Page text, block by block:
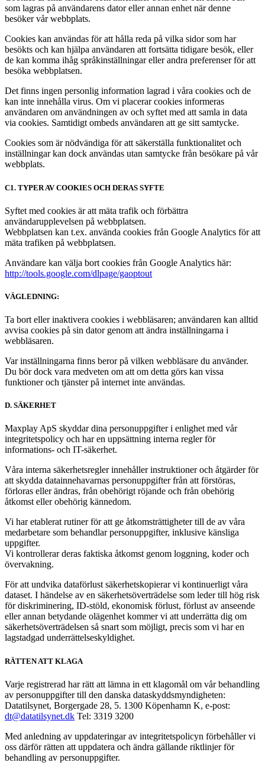
som lagras på användarens dator eller annan enhet när denne
besöker vår webbplats.
Cookies kan användas för att hålla reda på vilka sidor som har
besökts och kan hjälpa användaren att fortsätta tidigare besök, eller
de kan komma ihåg språkinställningar eller andra preferenser för att
besöka webbplatsen.
Det finns ingen personlig information lagrad i våra cookies och de
kan inte innehålla virus. Om vi placerar cookies informeras
användaren om användningen av och syftet med att samla in data
via cookies. Samtidigt ombeds användaren att ge sitt samtycke.
Cookies som är nödvändiga för att säkerställa funktionalitet och
inställningar kan dock användas utan samtycke från besökare på vår
webbplats.
C1. TYPER AV COOKIES OCH DERAS SYFTE
Syftet med cookies är att mäta trafik och förbättra
användarupplevelsen på webbplatsen.
Webbplatsen kan t.ex. använda cookies från Google Analytics för att
mäta trafiken på webbplatsen.
Användare kan välja bort cookies från Google Analytics här:
http://tools.google.com/dlpage/gaoptout
VÄGLEDNING:
Ta bort eller inaktivera cookies i webbläsaren; användaren kan alltid
avvisa cookies på sin dator genom att ändra inställningarna i
webbläsaren.
Var inställningarna finns beror på vilken webbläsare du använder.
Du bör dock vara medveten om att om detta görs kan vissa
funktioner och tjänster på internet inte användas.
D. SÄKERHET
Maxplay ApS skyddar dina personuppgifter i enlighet med vår
integritetspolicy och har en uppsättning interna regler för
informations- och IT-säkerhet.
Våra interna säkerhetsregler innehåller instruktioner och åtgärder för
att skydda datainnehavarnas personuppgifter från att förstöras,
förloras eller ändras, från obehörigt röjande och från obehörig
åtkomst eller obehörig kännedom.
Vi har etablerat rutiner för att ge åtkomsträttigheter till de av våra
medarbetare som behandlar personuppgifter, inklusive känsliga
uppgifter.
Vi kontrollerar deras faktiska åtkomst genom loggning, koder och
övervakning.
För att undvika dataförlust säkerhetskopierar vi kontinuerligt våra
dataset. I händelse av en säkerhetsöverträdelse som leder till hög risk
för diskriminering, ID-stöld, ekonomisk förlust, förlust av anseende
eller annan betydande olägenhet kommer vi att underrätta dig om
säkerhetsöverträdelsen så snart som möjligt, precis som vi har en
lagstadgad underrättelseskyldighet.
RÄTTEN ATT KLAGA
Varje registrerad har rätt att lämna in ett klagomål om vår behandling
av personuppgifter till den danska dataskyddsmyndigheten:
Datatilsynet, Borgergade 28, 5. 1300 Köpenhamn K, e-post:
dt@datatilsynet.dk Tel: 3319 3200
Med anledning av uppdateringar av integritetspolicyn förbehåller vi
oss därför rätten att uppdatera och ändra gällande riktlinjer för
behandling av personuppgifter.